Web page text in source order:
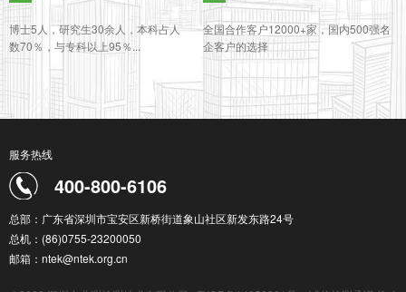
博士5人，研究生30余人，本科占人
数70％，与专科以上95％...
全国合作客户12000+家，国内500强名
企客户的选择
服务热线
400-800-6106
总部：广东省深圳市宝安区新桥街道象山社区新发东路24号
总机：(86)0755-23200050
邮箱：ntek@ntek.org.cn